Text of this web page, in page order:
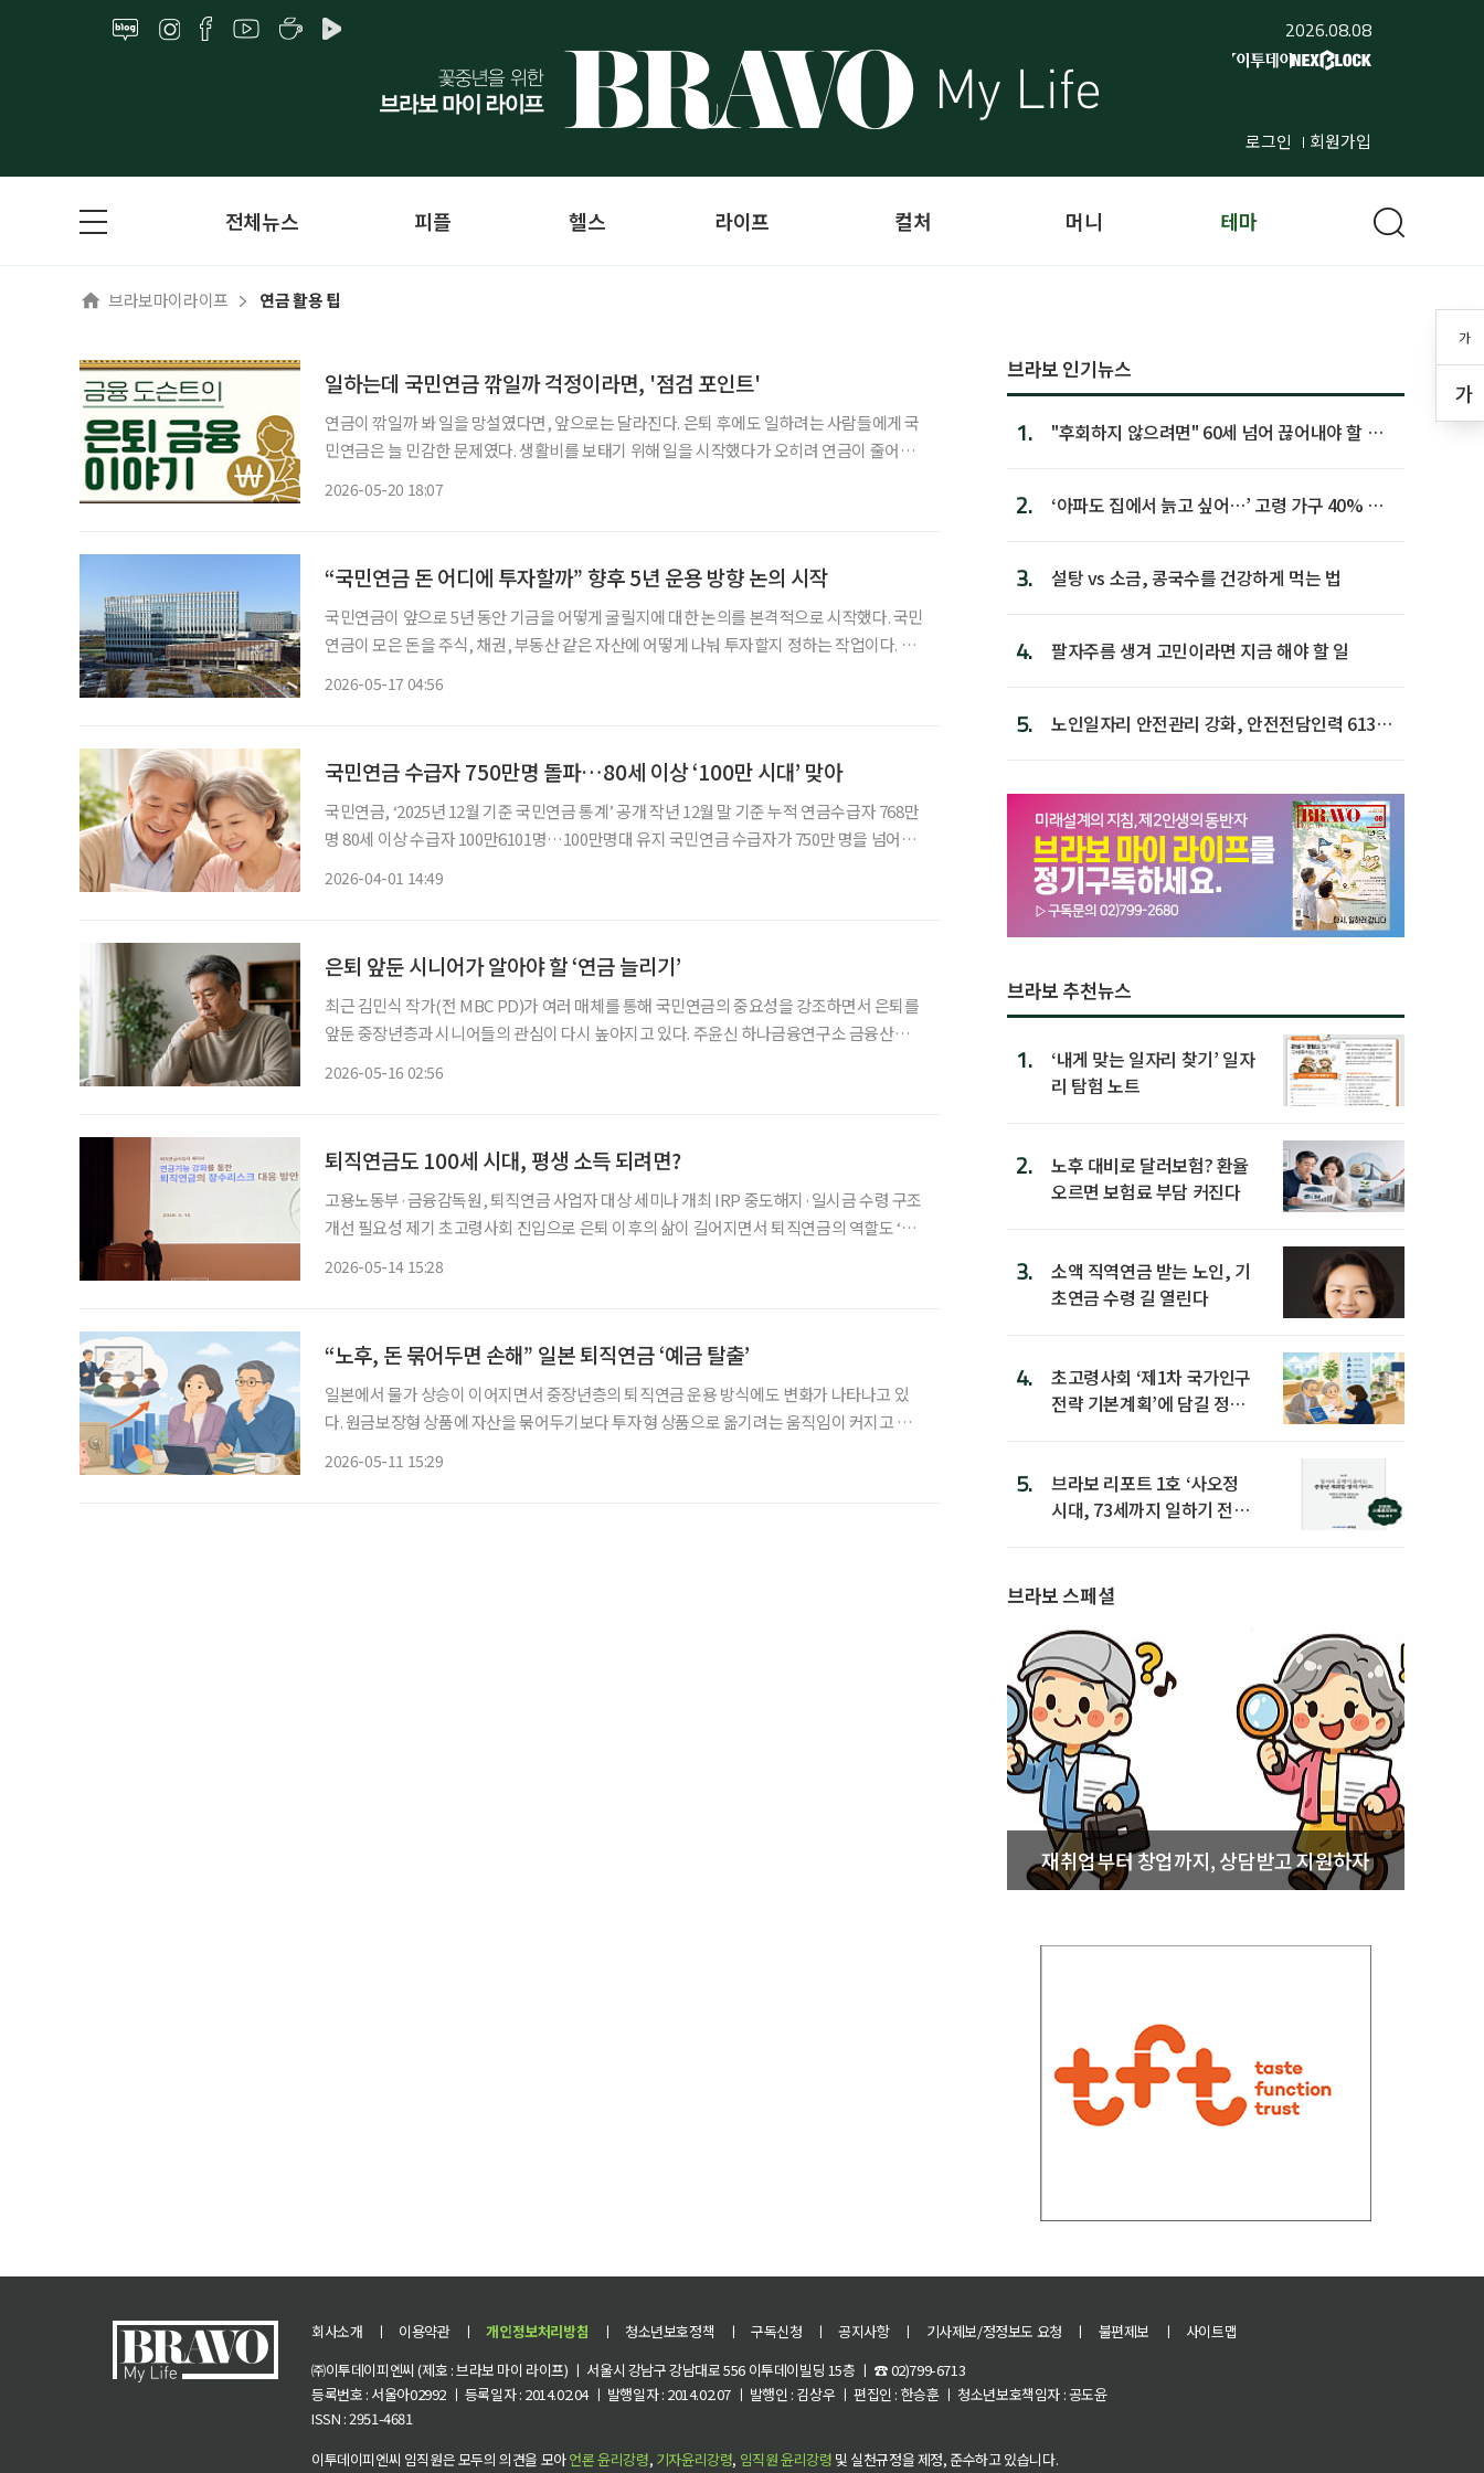
2026.08.08
로그인 회원가입
가
가
전체뉴스 피플 헬스 라이프 컬처 머니 테마
브라보마이라이프 연금 활용 팁
일하는데 국민연금 깎일까 걱정이라면, '점검 포인트'
연금이 깎일까 봐 일을 망설였다면, 앞으로는 달라진다. 은퇴 후에도 일하려는 사람들에게 국
민연금은 늘 민감한 문제였다. 생활비를 보태기 위해 일을 시작했다가 오히려 연금이 줄어들
2026-05-20 18:07
“국민연금 돈 어디에 투자할까” 향후 5년 운용 방향 논의 시작
국민연금이 앞으로 5년 동안 기금을 어떻게 굴릴지에 대한 논의를 본격적으로 시작했다. 국민
연금이 모은 돈을 주식, 채권, 부동산 같은 자산에 어떻게 나눠 투자할지 정하는 작업이다. 국
2026-05-17 04:56
국민연금 수급자 750만명 돌파…80세 이상 ‘100만 시대’ 맞아
국민연금, ‘2025년 12월 기준 국민연금 통계’ 공개 작년 12월 말 기준 누적 연금수급자 768만
명 80세 이상 수급자 100만6101명…100만명대 유지 국민연금 수급자가 750만 명을 넘어선
2026-04-01 14:49
은퇴 앞둔 시니어가 알아야 할 ‘연금 늘리기’
최근 김민식 작가(전 MBC PD)가 여러 매체를 통해 국민연금의 중요성을 강조하면서 은퇴를
앞둔 중장년층과 시니어들의 관심이 다시 높아지고 있다. 주윤신 하나금융연구소 금융산업2
2026-05-16 02:56
퇴직연금도 100세 시대, 평생 소득 되려면?
고용노동부·금융감독원, 퇴직연금 사업자 대상 세미나 개최 IRP 중도해지·일시금 수령 구조
개선 필요성 제기 초고령사회 진입으로 은퇴 이후의 삶이 길어지면서 퇴직연금의 역할도 ‘적
2026-05-14 15:28
“노후, 돈 묶어두면 손해” 일본 퇴직연금 ‘예금 탈출’
일본에서 물가 상승이 이어지면서 중장년층의 퇴직연금 운용 방식에도 변화가 나타나고 있
다. 원금보장형 상품에 자산을 묶어두기보다 투자형 상품으로 옮기려는 움직임이 커지고 있
2026-05-11 15:29
브라보 인기뉴스
1.
"후회하지 않으려면" 60세 넘어 끊어내야 할 사
2.
‘아파도 집에서 늙고 싶어…’ 고령 가구 40% 노
3. 설탕 vs 소금, 콩국수를 건강하게 먹는 법
4. 팔자주름 생겨 고민이라면 지금 해야 할 일
5.
노인일자리 안전관리 강화, 안전전담인력 613명
브라보 추천뉴스
1.
‘내게 맞는 일자리 찾기’ 일자
리 탐험 노트
2.
노후 대비로 달러보험? 환율
오르면 보험료 부담 커진다
3.
소액 직역연금 받는 노인, 기
초연금 수령 길 열린다
4.
초고령사회 ‘제1차 국가인구
전략 기본계획’에 담길 정책
5.
브라보 리포트 1호 ‘사오정
시대, 73세까지 일하기 전략’
브라보 스페셜
재취업부터 창업까지, 상담받고 지원하자
회사소개 ㅣ 이용약관 ㅣ 개인정보처리방침 ㅣ 청소년보호정책 ㅣ 구독신청 ㅣ 공지사항 ㅣ 기사제보/정정보도 요청 ㅣ 불편제보 ㅣ
사이트맵
㈜이투데이피엔씨 (제호 : 브라보 마이 라이프) ㅣ 서울시 강남구 강남대로 556 이투데이빌딩 15층 ㅣ ☎ 02)799-6713
등록번호 : 서울아02992 ㅣ 등록일자 : 2014.02.04 ㅣ 발행일자 : 2014.02.07 ㅣ 발행인 : 김상우 ㅣ 편집인 : 한승훈 ㅣ 청소년보호책임자 : 공도윤
ISSN : 2951-4681
이투데이피엔씨 임직원은 모두의 의견을 모아언론 윤리강령, 기자윤리강령, 임직원 윤리강령 및 실천규정을 제정, 준수하고 있습니다.